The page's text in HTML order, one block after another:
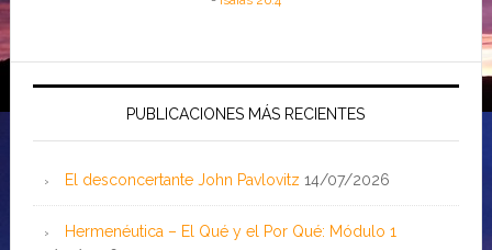
PUBLICACIONES MÁS RECIENTES
El desconcertante John Pavlovitz 14/07/2026
Hermenéutica – El Qué y el Por Qué: Módulo 1